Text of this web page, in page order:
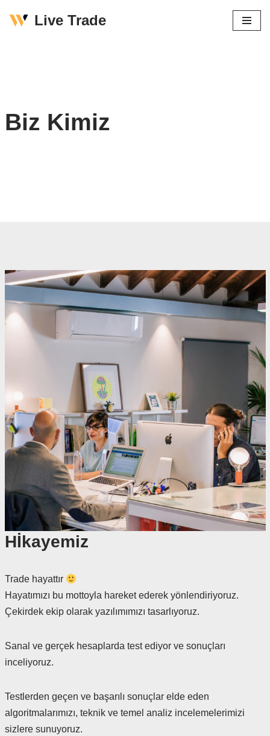
Live Trade
Biz Kimiz
Hİkayemiz
Trade hayattır
Hayatımızı bu mottoyla hareket ederek yönlendiriyoruz.
Çekirdek ekip olarak yazılımımızı tasarlıyoruz.
Sanal ve gerçek hesaplarda test ediyor ve sonuçları
inceliyoruz.
Testlerden geçen ve başarılı sonuçlar elde eden
algoritmalarımızı, teknik ve temel analiz incelemelerimizi
sizlere sunuyoruz.